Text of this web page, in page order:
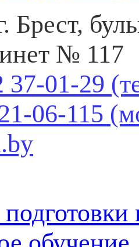
Брест,
№ 117
37-01-29
06-115